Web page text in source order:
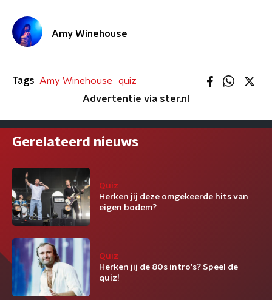
Amy Winehouse
Tags Amy Winehouse
quiz
Advertentie via ster.nl
Gerelateerd nieuws
Quiz
Herken jij deze omgekeerde hits van
eigen bodem?
Quiz
Herken jij de 80s intro's? Speel de
quiz!